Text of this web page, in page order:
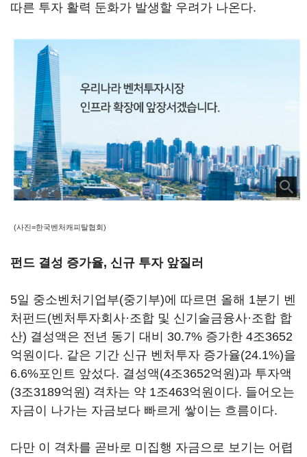
따른 투자 활력 둔화가 발생할 우려가 나온다.
(사진=한국벤처캐피탈협회)
펀드 결성 증가율, 신규 투자 앞질러
5일 중소벤처기업부(중기부)에 따르면 올해 1분기 벤
처펀드(벤처투자회사·조합 및 신기술금융사·조합 합
산) 결성액은 전년 동기 대비 30.7% 증가한 4조3652
억원이다. 같은 기간 신규 벤처투자 증가율(24.1%)을
6.6%포인트 앞섰다. 결성액(4조3652억원)과 투자액
(3조3189억원) 격차는 약 1조463억원이다. 들어오는
자금이 나가는 자금보다 빠르게 쌓이는 흐름이다.
다만 이 격차를 곧바로 미집행 자금으로 보기는 어렵